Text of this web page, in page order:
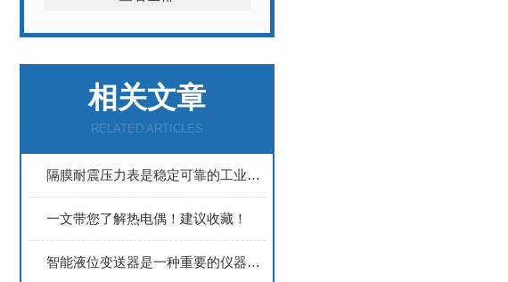
相关文章
RELATED ARTICLES
隔膜耐震压力表是稳定可靠的工业压力测量仪表
一文带您了解热电偶！建议收藏！
智能液位变送器是一种重要的仪器设备